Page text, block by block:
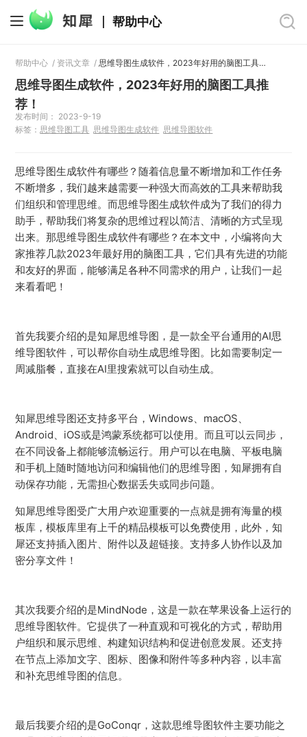
帮助中心
帮助中心 / 资讯文章 / 思维导图生成软件，2023年好用的脑图工具推荐！
思维导图生成软件，2023年好用的脑图工具推
荐！
发布时间： 2023-9-19
标签：思维导图工具 思维导图生成软件 思维导图软件
思维导图生成软件有哪些？随着信息量不断增加和工作任务
不断增多，我们越来越需要一种强大而高效的工具来帮助我
们组织和管理思维。而思维导图生成软件成为了我们的得力
助手，帮助我们将复杂的思维过程以简洁、清晰的方式呈现
出来。那思维导图生成软件有哪些？在本文中，小编将向大
家推荐几款2023年最好用的脑图工具，它们具有先进的功能
和友好的界面，能够满足各种不同需求的用户，让我们一起
来看看吧！
首先我要介绍的是知犀思维导图，是一款全平台通用的AI思
维导图软件，可以帮你自动生成思维导图。比如需要制定一
周减脂餐，直接在AI里搜索就可以自动生成。
知犀思维导图还支持多平台，Windows、macOS、
Android、iOS或是鸿蒙系统都可以使用。而且可以云同步，
在不同设备上都能够流畅运行。用户可以在电脑、平板电脑
和手机上随时随地访问和编辑他们的思维导图，知犀拥有自
动保存功能，无需担心数据丢失或同步问题。
知犀思维导图受广大用户欢迎重要的一点就是拥有海量的模
板库，模板库里有上千的精品模板可以免费使用，此外，知
犀还支持插入图片、附件以及超链接。支持多人协作以及加
密分享文件！
其次我要介绍的是MindNode，这是一款在苹果设备上运行的
思维导图软件。它提供了一种直观和可视化的方式，帮助用
户组织和展示思维、构建知识结构和促进创意发展。还支持
在节点上添加文字、图标、图像和附件等多种内容，以丰富
和补充思维导图的信息。
最后我要介绍的是GoConqr，这款思维导图软件主要功能之